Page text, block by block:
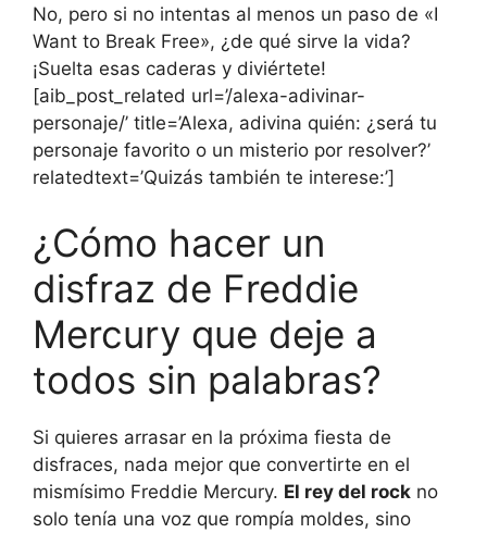
No, pero si no intentas al menos un paso de «I
Want to Break Free», ¿de qué sirve la vida?
¡Suelta esas caderas y diviértete!
[aib_post_related url=’/alexa-adivinar-
personaje/’ title=’Alexa, adivina quién: ¿será tu
personaje favorito o un misterio por resolver?’
relatedtext=’Quizás también te interese:’]
¿Cómo hacer un
disfraz de Freddie
Mercury que deje a
todos sin palabras?
Si quieres arrasar en la próxima fiesta de
disfraces, nada mejor que convertirte en el
mismísimo Freddie Mercury. El rey del rock no
solo tenía una voz que rompía moldes, sino